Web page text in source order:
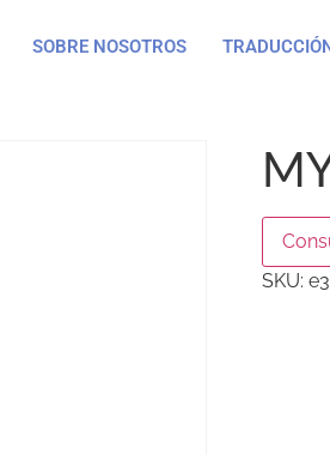
SOBRE NOSOTROS
SKU: